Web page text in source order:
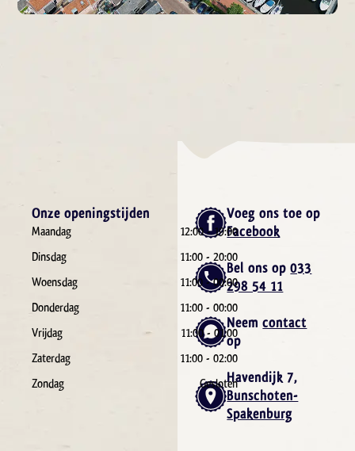
Voeg ons toe op
Facebook
Bel ons op033
298 54 11
Neemcontact
op
Havendijk 7,
Bunschoten-
Spakenburg
Onze openingstijden
Maandag
12:00 - 19:00
Dinsdag
11:00 - 20:00
Woensdag
11:00 - 00:00
Donderdag
11:00 - 00:00
Vrijdag
11:00 - 01:00
Zaterdag
11:00 - 02:00
Zondag
Gesloten